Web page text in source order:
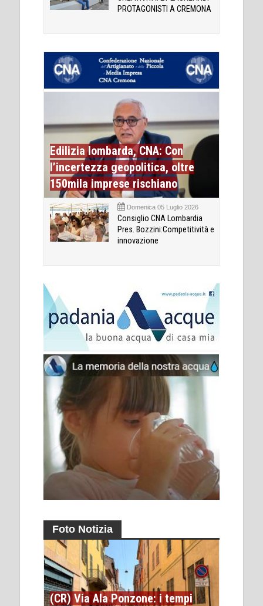
PROTAGONISTI A CREMONA
Edilizia lombarda, CNA: Con
l’incertezza geopolitica, oltre
150mila imprese rischiano
Domenica 05 Luglio 2026
Consiglio CNA Lombardia
Pres. Bozzini:Competitività e
innovazione
Foto Notizia
(CR) Via Ala Ponzone: i tempi